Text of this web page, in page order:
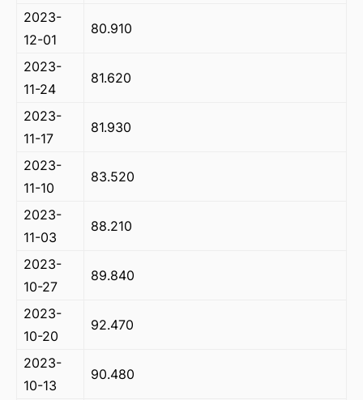
2023-
12-01
80.910
2023-
11-24
81.620
2023-
11-17
81.930
2023-
11-10
83.520
2023-
11-03
88.210
2023-
10-27
89.840
2023-
10-20
92.470
2023-
10-13
90.480